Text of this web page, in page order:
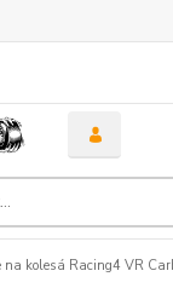
na kolesá Racing4 VR